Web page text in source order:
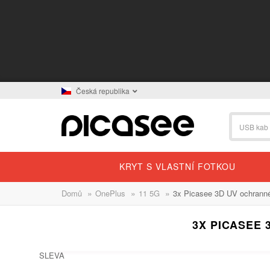
Česká republika
KRYT S VLASTNÍ FOTKOU
Domů » OnePlus » 11 5G » 3x Picasee 3D UV
3X PICASEE
SLEVA